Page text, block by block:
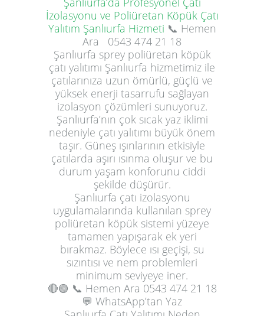
İzolasyonu ve Poliüretan Köpük Çatı
Yalıtım Şanlıurfa Hizmeti 📞 Hemen
Ara
0543 474 21 18
Şanlıurfa sprey poliüretan köpük
çatı yalıtımı Şanlıurfa hizmetimiz ile
çatılarınıza uzun ömürlü, güçlü ve
yüksek enerji tasarrufu sağlayan
izolasyon çözümleri sunuyoruz.
Şanlıurfa’nın çok sıcak yaz iklimi
nedeniyle çatı yalıtımı büyük önem
taşır. Güneş ışınlarının etkisiyle
çatılarda aşırı ısınma oluşur ve bu
durum yaşam konforunu ciddi
şekilde düşürür.
Şanlıurfa çatı izolasyonu
uygulamalarında kullanılan sprey
poliüretan köpük sistemi yüzeye
tamamen yapışarak ek yeri
bırakmaz. Böylece ısı geçişi, su
sızıntısı ve nem problemleri
minimum seviyeye iner.
🔴🟢 📞 Hemen Ara 0543 474 21 18
💬 WhatsApp’tan Yaz